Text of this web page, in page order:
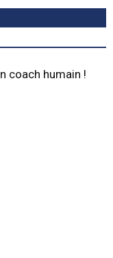
coach humain !